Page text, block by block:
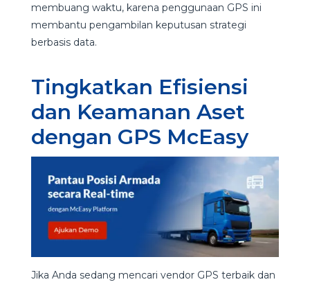
membuang waktu, karena penggunaan GPS ini
membantu pengambilan keputusan strategi
berbasis data.
Tingkatkan Efisiensi
dan Keamanan Aset
dengan GPS McEasy
Jika Anda sedang mencari vendor GPS terbaik dan